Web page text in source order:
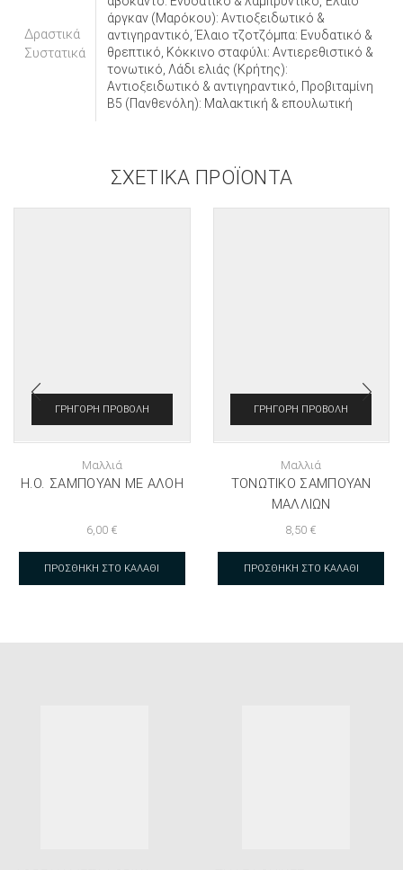
Δραστικά
Συστατικά
άργκαν (Μαρόκου): Αντιοξειδωτικό &
αντιγηραντικό, Έλαιο τζοτζόμπα: Ενυδατικό &
θρεπτικό, Κόκκινο σταφύλι: Αντιερεθιστικό &
τονωτικό, Λάδι ελιάς (Κρήτης):
Αντιοξειδωτικό & αντιγηραντικό, Προβιταμίνη
Β5 (Πανθενόλη): Μαλακτική & επουλωτική
ΣΧΕΤΙΚΆ ΠΡΟΪΌΝΤΑ
ΓΡΉΓΟΡΗ ΠΡΟΒΟΛΉ
Μαλλιά
H.O. ΣΑΜΠΟΥΆΝ ΜΕ ΑΛΌΗ
6,00 €
ΠΡΟΣΘΉΚΗ ΣΤΟ ΚΑΛΆΘΙ
ΓΡΉΓΟΡΗ ΠΡΟΒΟΛΉ
Μαλλιά
ΤΟΝΩΤΙΚΌ ΣΑΜΠΟΥΆΝ
ΜΑΛΛΙΏΝ
8,50 €
ΠΡΟΣΘΉΚΗ ΣΤΟ ΚΑΛΆΘΙ